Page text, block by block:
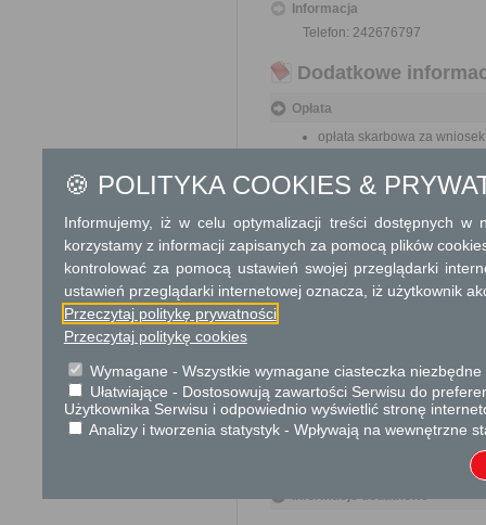
Informacja
Telefon: 242676797
Dodatkowe
Opłata
opłata skarbowa za
opłata skarbowa za
Tryb odwoławczy
Od decyzji udzielającej
odwołanie do właściwego
terminie 14 dni od daty jej
Przedmiotem skargi może być
naruszenie praworządności lub
Przedmiotem wniosku mogą
zapobieganie nadużyciom,
Organ właściwy dla załatwienia
Informacje dodatkowe
🍪 POLITYKA COOKIES &
Informujemy, iż w celu optymalizacji treści dostępnych w
korzystamy z informacji zapisanych za pomocą plików
kontrolować za pomocą ustawień swojej przeglądarki
ustawień przeglądarki internetowej oznacza, iż użytkownik
Przeczytaj politykę prywatności
Przeczytaj politykę cookies
Wymagane - Wszystkie wymagane ciasteczka
Ułatwiające - Dostosowują zawartości Serwisu do
Użytkownika Serwisu i odpowiednio wyświetlić stronę
Analizy i tworzenia statystyk - Wpływają na wewnętrzne